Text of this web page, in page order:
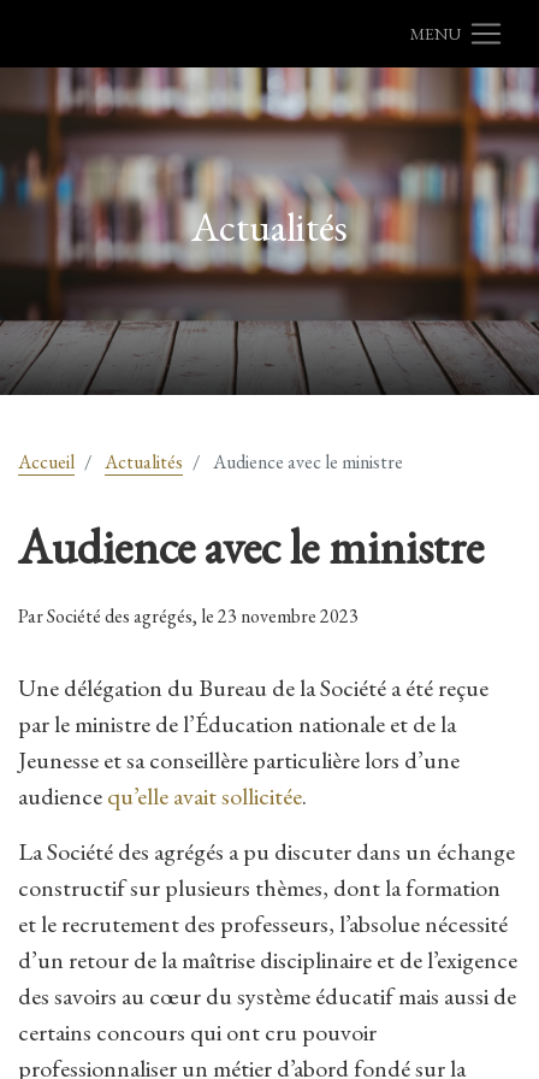
MENU
Actualités
Accueil Actualités Audience avec le ministre
Audience avec le ministre
Par Société des agrégés, le 23 novembre 2023
Une délégation du Bureau de la Société a été reçue
par le ministre de l’Éducation nationale et de la
Jeunesse et sa conseillère particulière lors d’une
audiencequ’elle avait sollicitée.
La Société des agrégés a pu discuter dans un échange
constructif sur plusieurs thèmes, dont la formation
et le recrutement des professeurs, l’absolue nécessité
d’un retour de la maîtrise disciplinaire et de l’exigence
des savoirs au cœur du système éducatif mais aussi de
certains concours qui ont cru pouvoir
professionnaliser un métier d’abord fondé sur la